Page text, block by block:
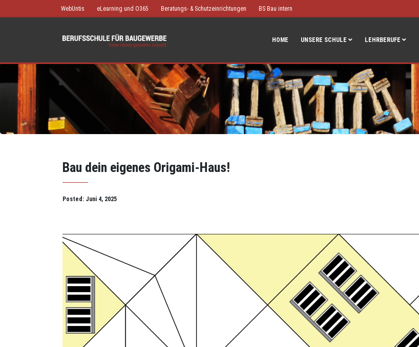
WebUntis eLearning und O365 Beratungs- & Schutzeinrichtungen BS Bau intern
HOME UNSERE SCHULE LEHRBERUFE
Bau dein eigenes Origami-Haus!
Posted: Juni 4, 2025